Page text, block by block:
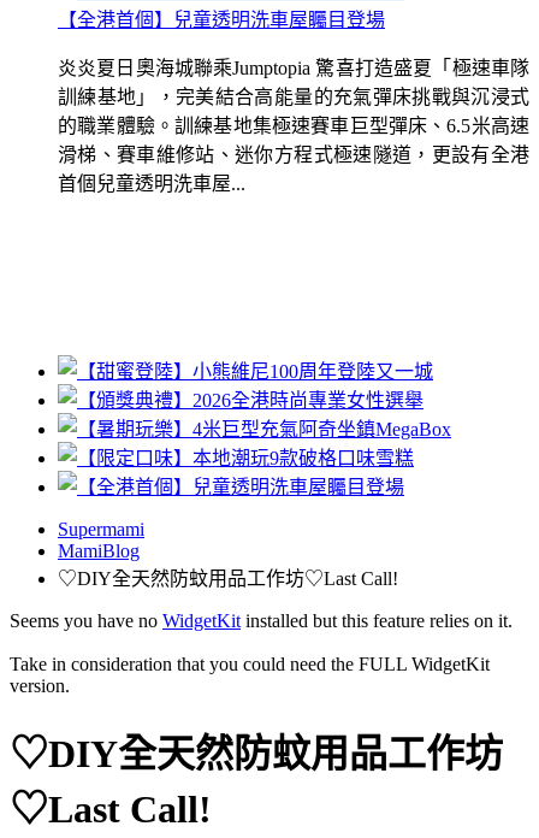
【全港首個】兒童透明洗車屋矚目登場
炎炎夏日奧海城聯乘Jumptopia 驚喜打造盛夏「極速車隊
訓練基地」，完美結合高能量的充氣彈床挑戰與沉浸式
的職業體驗。訓練基地集極速賽車巨型彈床、6.5米高速
滑梯、賽車維修站、迷你方程式極速隧道，更設有全港
首個兒童透明洗車屋...
Supermami
MamiBlog
♡DIY全天然防蚊用品工作坊♡Last Call!
Seems you have no WidgetKit installed but this feature relies on it.
Take in consideration that you could need the FULL WidgetKit
version.
♡DIY全天然防蚊用品工作坊
♡Last Call!